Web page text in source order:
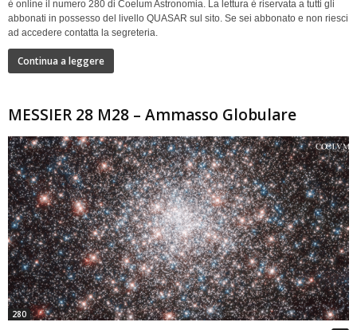
è online il numero 280 di Coelum Astronomia. La lettura è riservata a tutti gli
abbonati in possesso del livello QUASAR sul sito. Se sei abbonato e non riesci
ad accedere contatta la segreteria.
Continua a leggere
MESSIER 28 M28 – Ammasso Globulare
280